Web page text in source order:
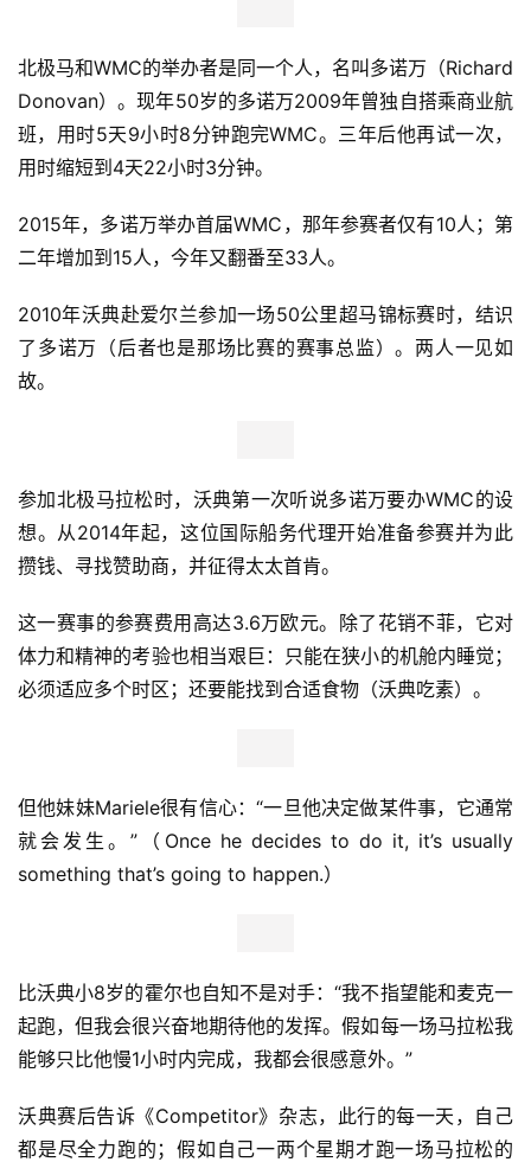
备
训
练
视
频
用
户
精
动
集
北极马和WMC的举办者是同一个人，名叫多诺万（Richard
Donovan）。现年50岁的多诺万2009年曾独自搭乘商业航
班，用时5天9小时8分钟跑完WMC。三年后他再试一次，
用时缩短到4天22小时3分钟。
2015年，多诺万举办首届WMC，那年参赛者仅有10人；第
二年增加到15人，今年又翻番至33人。
2010年沃典赴爱尔兰参加一场50公里超马锦标赛时，结识
了多诺万（后者也是那场比赛的赛事总监）。两人一见如
故。
参加北极马拉松时，沃典第一次听说多诺万要办WMC的设
想。从2014年起，这位国际船务代理开始准备参赛并为此
攒钱、寻找赞助商，并征得太太首肯。
这一赛事的参赛费用高达3.6万欧元。除了花销不菲，它对
体力和精神的考验也相当艰巨：只能在狭小的机舱内睡觉；
必须适应多个时区；还要能找到合适食物（沃典吃素）。
但他妹妹Mariele很有信心：“一旦他决定做某件事，它通常
就会发生。”（Once he decides to do it, it’s usually
something that’s going to happen.）
比沃典小8岁的霍尔也自知不是对手：“我不指望能和麦克一
起跑，但我会很兴奋地期待他的发挥。假如每一场马拉松我
能够只比他慢1小时内完成，我都会很感意外。”
沃典赛后告诉《Competitor》杂志，此行的每一天，自己
都是尽全力跑的；假如自己一两个星期才跑一场马拉松的